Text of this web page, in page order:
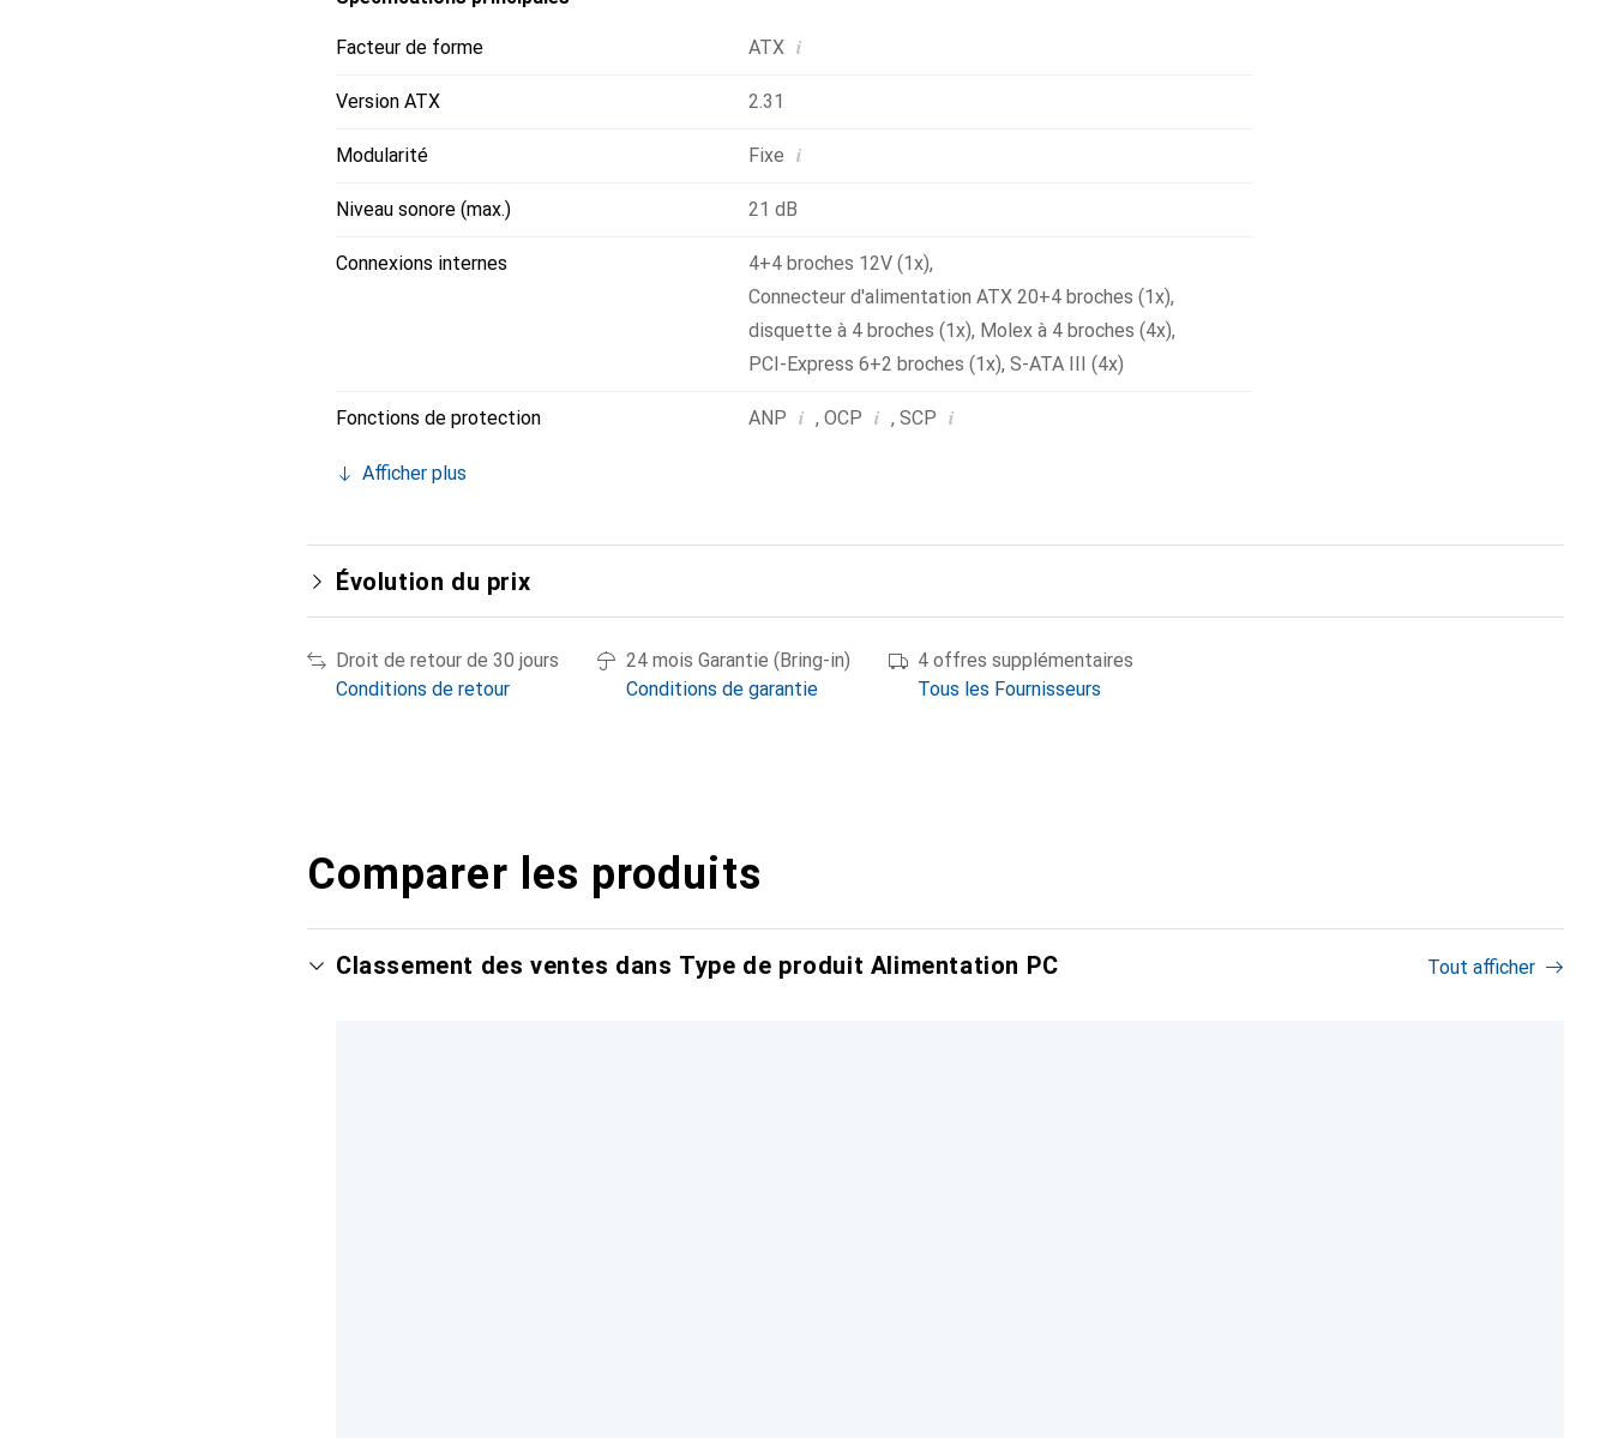
Facteur de forme ATX i
Version ATX 2.31
Modularité Fixe i
Niveau sonore (max.) 21 dB
Connexions internes 4+4 broches 12V (1x),
Connecteur d'alimentation ATX 20+4 broches (1x),
disquette à 4 broches (1x), Molex à 4 broches (4x),
PCI-Express 6+2 broches (1x), S-ATA III (4x)
Fonctions de protection ANP i , OCP i , SCP i
Afficher plus
Évolution du prix
Droit de retour de 30 jours
Conditions de retour
24 mois Garantie (Bring-in)
Conditions de garantie
4 offres supplémentaires
Tous les Fournisseurs
Comparer les produits
Classement des ventes dans Type de produit Alimentation PC Tout afficher